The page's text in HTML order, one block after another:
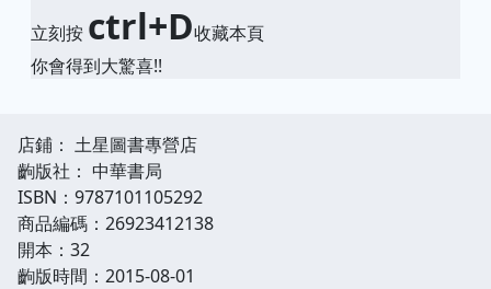
立刻按 ctrl+D收藏本頁
你會得到大驚喜!!
店鋪： 土星圖書專營店
齣版社： 中華書局
ISBN：9787101105292
商品編碼：26923412138
開本：32
齣版時間：2015-08-01